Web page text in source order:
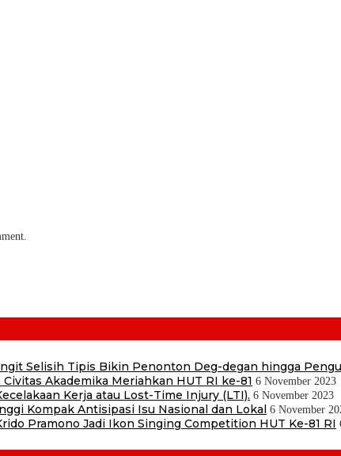
Selisih Tipis Bikin Penonton Deg-degan hingga
Akademika Meriahkan HUT RI ke-81 6 November 2023
Kerja atau Lost-Time Injury (LTI). 6 November 2023
Kompak Antisipasi Isu Nasional dan Lokal 6 November
Pramono Jadi Ikon Singing Competition HUT Ke-81 RI